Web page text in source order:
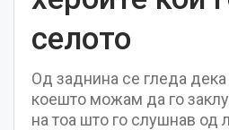
селото
Од заднина се гледа дека
коешто можам да го
на тоа што го слушнав од